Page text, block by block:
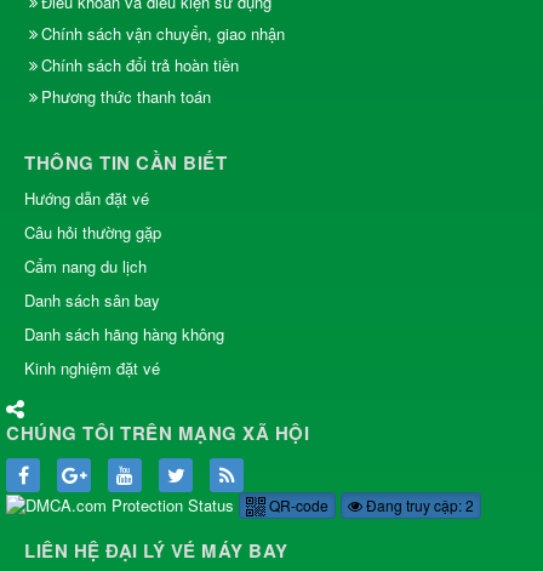
Chính sách vận chuyển, giao nhận
Chính sách đổi trả hoàn tiền
Phương thức thanh toán
THÔNG TIN CẦN BIẾT
Hướng dẫn đặt vé
Câu hỏi thường gặp
Cẩm nang du lịch
Danh sách sân bay
Danh sách hãng hàng không
Kinh nghiệm đặt vé
CHÚNG TÔI TRÊN MẠNG XÃ HỘI
QR-code Đang truy cập: 2
LIÊN HỆ ĐẠI LÝ VÉ MÁY BAY